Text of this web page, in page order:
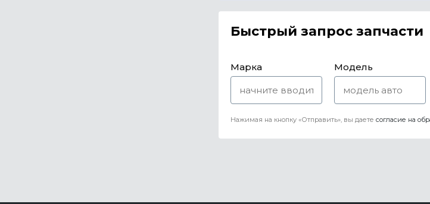
Быстрый запрос запчасти
Марка Модель
Нажимая на кнопку «Отправить», вы даете согласие на